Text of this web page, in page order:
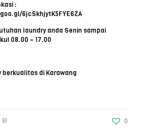
:
6jcSkhjytK5FYE6ZA
laundry anda Senin sampai
08.00 – 17.00
berkualitas di Karawang
0